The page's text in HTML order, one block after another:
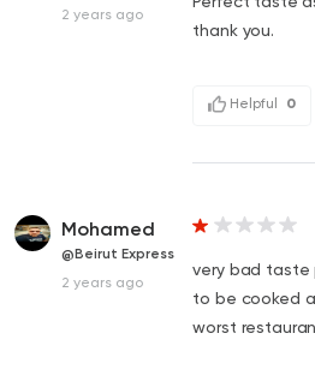
2 years ago
thank you.
Helpful 0
Mohamed
@Beirut Express
2 years ago
very bad taste
to be cooked
worst